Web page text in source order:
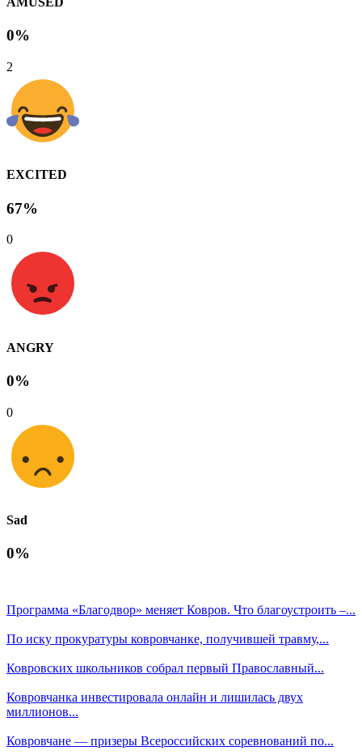
0%
2
EXCITED
67%
0
ANGRY
0%
0
Sad
0%
Программа «Благодвор» меняет Ковров. Что благоустроить –...
По иску прокуратуры ковровчанке, получившей травму,...
Ковровских школьников собрал первый Православный...
Ковровчанка инвестировала онлайн и лишилась двух
миллионов...
Ковровчане — призеры Всероссийских соревнований по...